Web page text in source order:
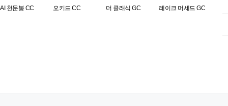
AI 천문봉 CC 오키드 CC 더 클래식 GC 레이크 머세드 GC